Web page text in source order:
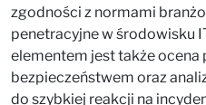
zgodności z normami
penetracyjne w środowisku
elementem jest także ocena
bezpieczeństwem oraz
do szybkiej reakcji na